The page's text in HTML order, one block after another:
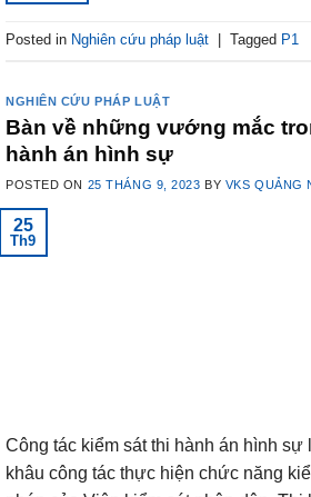
Posted in Nghiên cứu pháp luật Tagged P1
NGHIÊN CỨU PHÁP LUẬT
Bàn về những vướng mắc
hành án hình sự
POSTED ON 25 THÁNG 9, 2023 BY VKS QUẢNG
25
Th9
Công tác kiểm sát thi hành án hình sự
khâu công tác thực hiện chức năng